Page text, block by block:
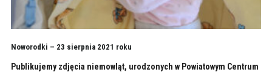
Noworodki – 23 sierpnia 2021 roku
Publikujemy zdjęcia niemowląt, urodzonych w Powiatowym Centrum